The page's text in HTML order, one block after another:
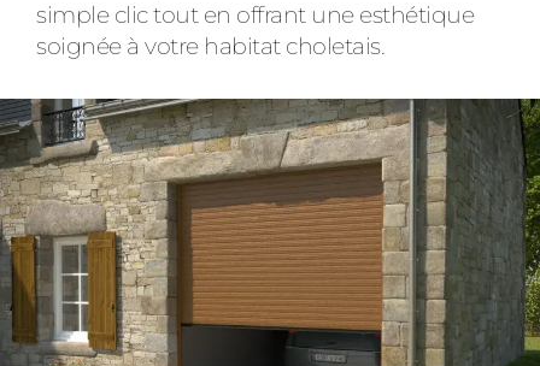
simple clic tout en offrant une esthétique
soignée à votre habitat choletais.